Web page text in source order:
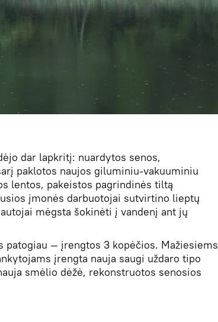
dar lapkritį: nuardytos senos,
paklotos naujos giluminiu-vakuuminiu
lentos, pakeistos pagrindinės tiltą
įmonės darbuotojai sutvirtino lieptų
mėgsta šokinėti į vandenį ant jų
patogiau — įrengtos 3 kopėčios. Mažiesiems
įrengta nauja saugi uždaro tipo
smėlio dėžė, rekonstruotos senosios